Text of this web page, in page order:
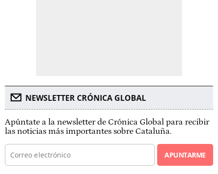
NEWSLETTER CRÓNICA GLOBAL
Apúntate a la newsletter de Crónica Global para recibir
las noticias más importantes sobre Cataluña.
APUNTARME